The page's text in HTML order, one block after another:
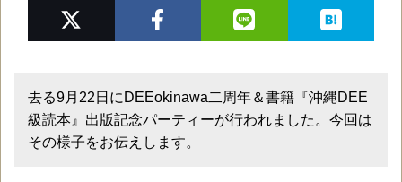
去る9月22日にDEEokinawa二周年＆書籍『沖縄DEE
級読本』出版記念パーティーが行われました。今回は
その様子をお伝えします。